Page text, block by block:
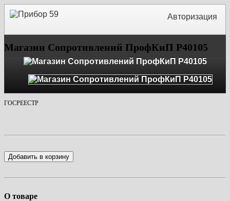
Авторизация
Магазин Сопротивлений ПрофКиП Р40105
ГОСРЕЕСТР
Добавить в корзину
О товаре